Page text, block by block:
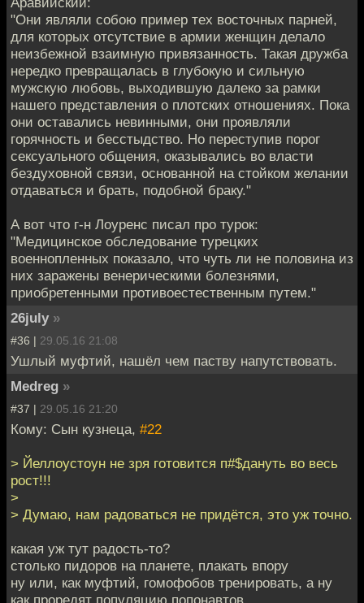
"Они являли собою пример тех восточных парней,
для которых отсутствие в армии женщин делало
неизбежной взаимную привязанность. Такая дружба
нередко превращалась в глубокую и сильную
мужскую любовь, выходившую далеко за рамки
нашего представления о плотских отношениях. Пока
они оставались невинными, они проявляли
горячность и бесстыдство. Но переступив порог
сексуального общения, оказывались во власти
бездуховной связи, основанной на стойком желании
отдаваться и брать, подобной браку."
А вот что г-н Лоуренс писал про турок:
"Медицинское обследование турецких
военнопленных показало, что чуть ли не половина из
них заражены венерическими болезнями,
приобретенными противоестественным путем."
26july »
#36 | 29.05.16 21:08
Ушлый муфтий, нашёл чем паству напутствовать.
Medreg »
#37 | 29.05.16 21:20
Кому: Сын кузнеца, #22
> Йеллоустоун не зря готовится п#$дануть во весь
рост!!!
>
> Думаю, нам радоваться не придётся, это уж точно.
какая уж тут радость-то?
столько пидоров на планете, плакать впору
ну или, как муфтий, гомофобов тренировать, а ну